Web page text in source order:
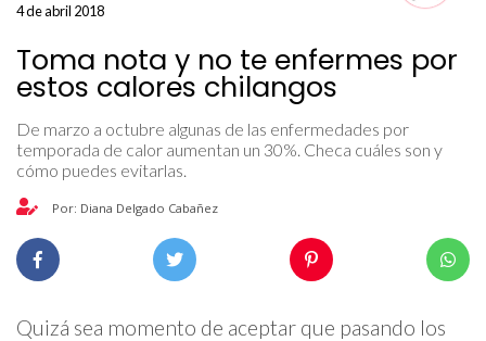
4 de abril 2018
Toma nota y no te enfermes por
estos calores chilangos
De marzo a octubre algunas de las enfermedades por
temporada de calor aumentan un 30%. Checa cuáles son y
cómo puedes evitarlas.
Por: Diana Delgado Cabañez
Quizá sea momento de aceptar que pasando los